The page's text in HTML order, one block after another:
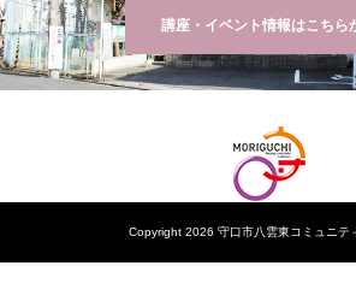
講座・イベント情報はこちら
Copyright 2026 守口市八雲東コミュニテ